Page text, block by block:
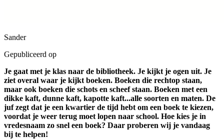
Sander
Gepubliceerd op
Je gaat met je klas naar de bibliotheek. Je kijkt je ogen uit. Je
ziet overal waar je kijkt boeken. Boeken die rechtop staan,
maar ook boeken die schots en scheef staan. Boeken met een
dikke kaft, dunne kaft, kapotte kaft...alle soorten en maten. De
juf zegt dat je een kwartier de tijd hebt om een boek te kiezen,
voordat je weer terug moet lopen naar school. Hoe kies je in
vredesnaam zo snel een boek? Daar proberen wij je vandaag
bij te helpen!